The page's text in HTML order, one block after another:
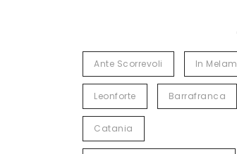
Ante Scorrevoli In
Leonforte Barrafranca
Catania